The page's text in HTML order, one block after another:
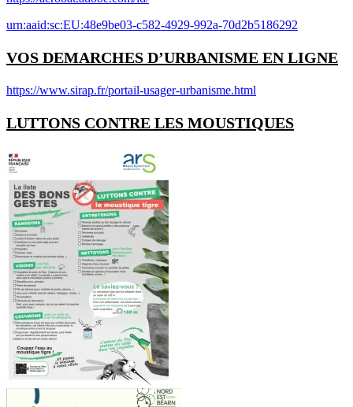
urn:aaid:sc:EU:48e9be03-c582-4929-992a-70d2b5186292
VOS DEMARCHES D’URBANISME EN LIGNE
https://www.sirap.fr/portail-usager-urbanisme.html
LUTTONS CONTRE LES MOUSTIQUES